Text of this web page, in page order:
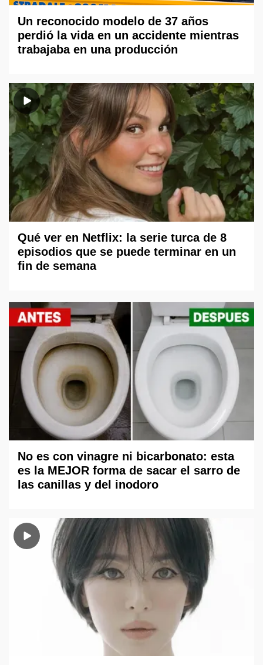
Un reconocido modelo de 37 años
perdió la vida en un accidente mientras
trabajaba en una producción
Qué ver en Netflix: la serie turca de 8
episodios que se puede terminar en un
fin de semana
No es con vinagre ni bicarbonato: esta
es la MEJOR forma de sacar el sarro de
las canillas y del inodoro